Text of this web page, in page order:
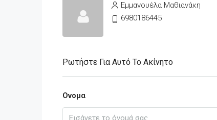
Εμμανουέλα Μαθιανάκη
6980186445
Ρωτήστε Για Αυτό Το Ακίνητο
Ονομα